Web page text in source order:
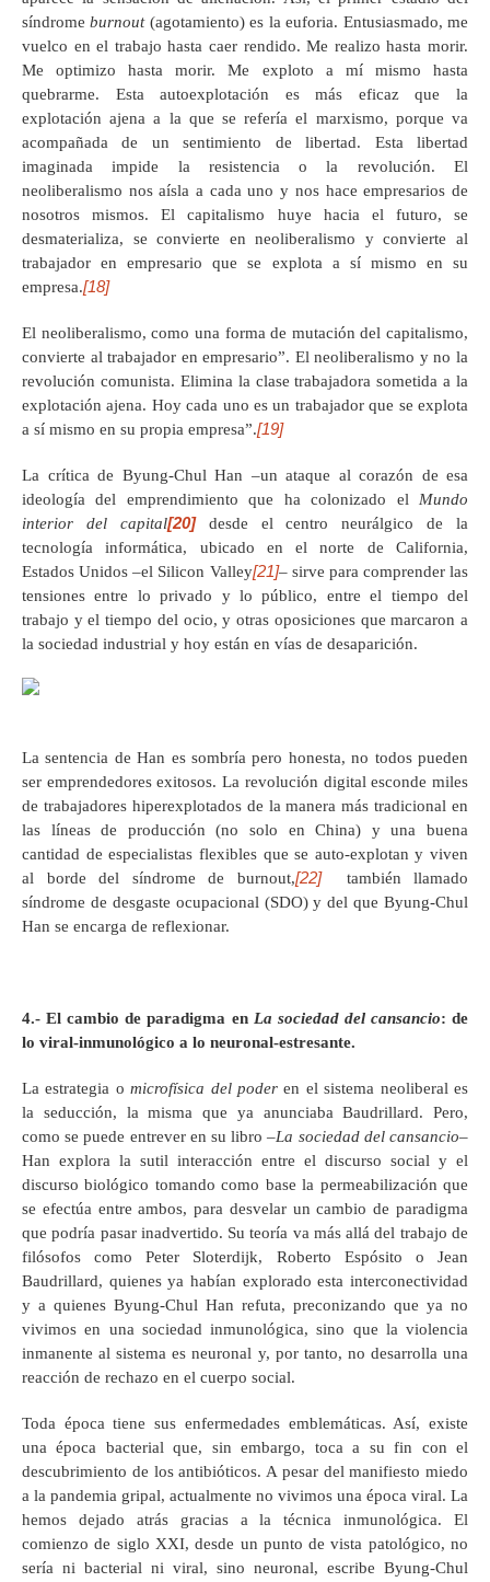
síndromeburnout(agotamiento) es la euforia. Entusiasmado, me
vuelco en el trabajo hasta caer rendido. Me realizo hasta morir.
Me optimizo hasta morir. Me exploto a mí mismo hasta
quebrarme. Esta autoexplotación es más eficaz que la
explotación ajena a la que se refería el marxismo, porque va
acompañada de un sentimiento de libertad. Esta libertad
imaginada impide la resistencia o la revolución. El
neoliberalismo nos aísla a cada uno y nos hace empresarios de
nosotros mismos. El capitalismo huye hacia el futuro, se
desmaterializa, se convierte en neoliberalismo y convierte al
trabajador en empresario que se explota a sí mismo en su
empresa.[18]
El neoliberalismo, como una forma de mutación del capitalismo,
convierte al trabajador en empresario”. El neoliberalismo y no la
revolución comunista. Elimina la clase trabajadora sometida a la
explotación ajena. Hoy cada uno es un trabajador que se explota
a sí mismo en su propia empresa”.[19]
La crítica de Byung-Chul Han –un ataque al corazón de esa
ideología del emprendimiento que ha colonizado el Mundo
interior del capital[20]desde el centro neurálgico de la
tecnología informática, ubicado en el norte de California,
Estados Unidos –el Silicon Valley[21]– sirve para comprender las
tensiones entre lo privado y lo público, entre el tiempo del
trabajo y el tiempo del ocio, y otras oposiciones que marcaron a
la sociedad industrial y hoy están en vías de desaparición.
La sentencia de Han es sombría pero honesta, no todos pueden
ser emprendedores exitosos. La revolución digital esconde miles
de trabajadores hiperexplotados de la manera más tradicional en
las líneas de producción (no solo en China) y una buena
cantidad de especialistas flexibles que se auto-explotan y viven
al borde del síndrome de burnout,[22]también llamado
síndrome de desgaste ocupacional (SDO) y del que Byung-Chul
Han se encarga de reflexionar.
4.- El cambio de paradigma en La sociedad del cansancio: de
lo viral-inmunológico a lo neuronal-estresante.
La estrategia omicrofísica del poderen el sistema neoliberal es
la seducción, la misma que ya anunciaba Baudrillard. Pero,
como se puede entrever en su libro –La sociedad del cansancio–
Han explora la sutil interacción entre el discurso social y el
discurso biológico tomando como base la permeabilización que
se efectúa entre ambos, para desvelar un cambio de paradigma
que podría pasar inadvertido. Su teoría va más allá del trabajo de
filósofos como Peter Sloterdijk, Roberto Espósito o Jean
Baudrillard, quienes ya habían explorado esta interconectividad
y a quienes Byung-Chul Han refuta, preconizando que ya no
vivimos en una sociedad inmunológica, sino que la violencia
inmanente al sistema es neuronal y, por tanto, no desarrolla una
reacción de rechazo en el cuerpo social.
Toda época tiene sus enfermedades emblemáticas. Así, existe
una época bacterial que, sin embargo, toca a su fin con el
descubrimiento de los antibióticos. A pesar del manifiesto miedo
a la pandemia gripal, actualmente no vivimos una época viral. La
hemos dejado atrás gracias a la técnica inmunológica. El
comienzo de siglo XXI, desde un punto de vista patológico, no
sería ni bacterial ni viral, sino neuronal, escribe Byung-Chul